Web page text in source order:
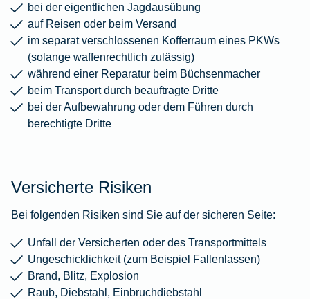
bei der eigentlichen Jagdausübung
auf Reisen oder beim Versand
im separat verschlossenen Kofferraum eines PKWs
(solange waffenrechtlich zulässig)
während einer Reparatur beim Büchsenmacher
beim Transport durch beauftragte Dritte
bei der Aufbewahrung oder dem Führen durch
berechtigte Dritte
Versicherte Risiken
Bei folgenden Risiken sind Sie auf der sicheren Seite:
Unfall der Versicherten oder des Transportmittels
Ungeschicklichkeit (zum Beispiel Fallenlassen)
Brand, Blitz, Explosion
Raub, Diebstahl, Einbruchdiebstahl